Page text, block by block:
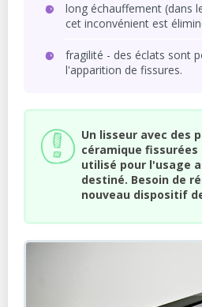
long échauffement (dans
cet inconvénient est
fragilité - des éclats sont
l'apparition de fissures.
Un lisseur avec des
céramique
utilisé pour l'usage
destiné. Besoin de
nouveau dispositif